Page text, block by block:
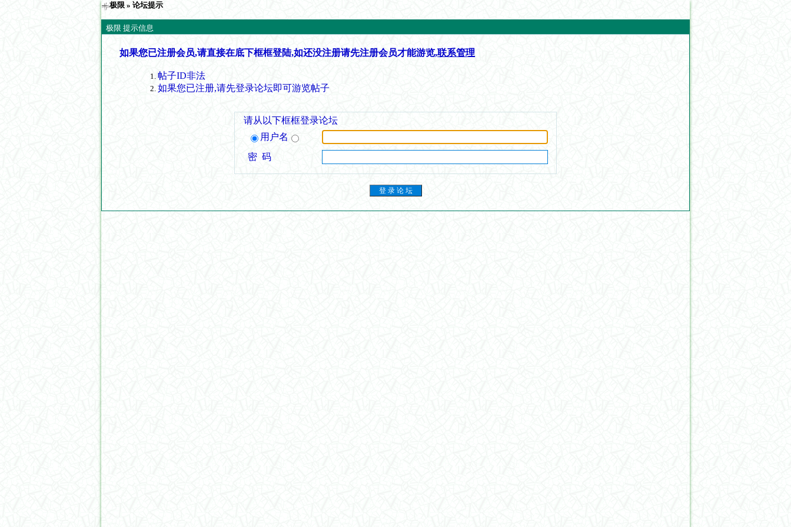
极限 » 论坛提示
极限 提示信息
如果您已注册会员,请直接在底下框框登陆,如还没注册请先注册会员才能游览,联系管理
帖子ID非法
如果您已注册,请先登录论坛即可游览帖子
请从以下框框登录论坛
用户名
密 码